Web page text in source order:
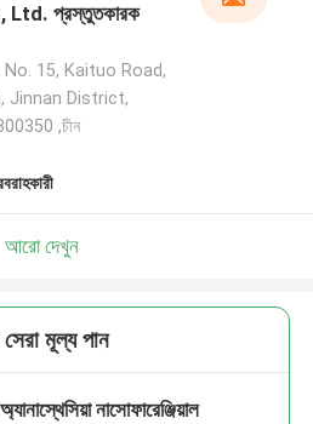
Ltd. প্রস্তুতকারক
15, Kaituo Road,
Jinnan District,
,চীন
আরো দেখুন
মূল্য পান
নাসোফারেঞ্জিয়াল